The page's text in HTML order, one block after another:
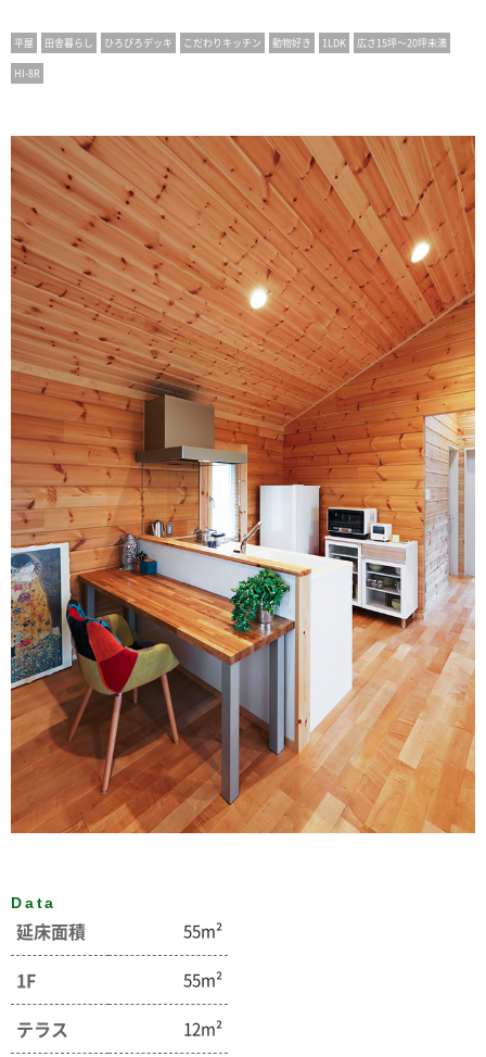
平屋 田舎暮らし ひろびろデッキ こだわりキッチン 動物好き 1LDK 広さ15坪〜20坪未満
HI-8R
Data
延床面積 55m²
1F 55m²
テラス 12m²